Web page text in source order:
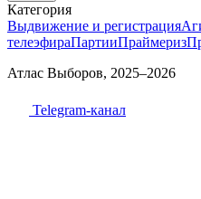
Категория
Выдвижение и регистрация
телеэфираПартииПраймериз
Атлас Выборов, 2025–2026
Telegram-канал